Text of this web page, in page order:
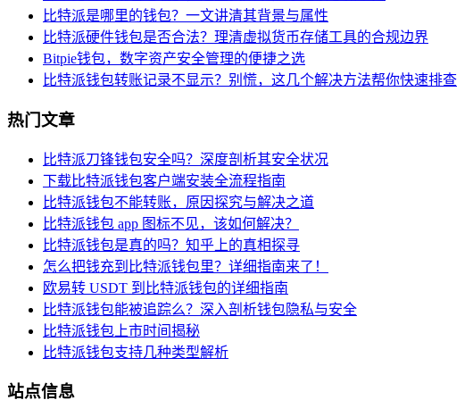
比特派是哪里的钱包？一文讲清其背景与属性
比特派硬件钱包是否合法？理清虚拟货币存储工具的合规边界
Bitpie钱包，数字资产安全管理的便捷之选
比特派钱包转账记录不显示？别慌，这几个解决方法帮你快速排查
热门文章
比特派刀锋钱包安全吗？深度剖析其安全状况
下载比特派钱包客户端安装全流程指南
比特派钱包不能转账，原因探究与解决之道
比特派钱包 app 图标不见，该如何解决？
比特派钱包是真的吗？知乎上的真相探寻
怎么把钱充到比特派钱包里？详细指南来了！
欧易转 USDT 到比特派钱包的详细指南
比特派钱包能被追踪么？深入剖析钱包隐私与安全
比特派钱包上市时间揭秘
比特派钱包支持几种类型解析
站点信息